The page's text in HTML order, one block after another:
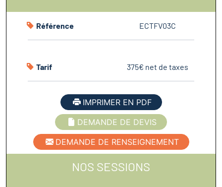
Référence ECTFV03C
Tarif 375€ net de taxes
IMPRIMER EN PDF
DEMANDE DE DEVIS
DEMANDE DE RENSEIGNEMENT
NOS SESSIONS